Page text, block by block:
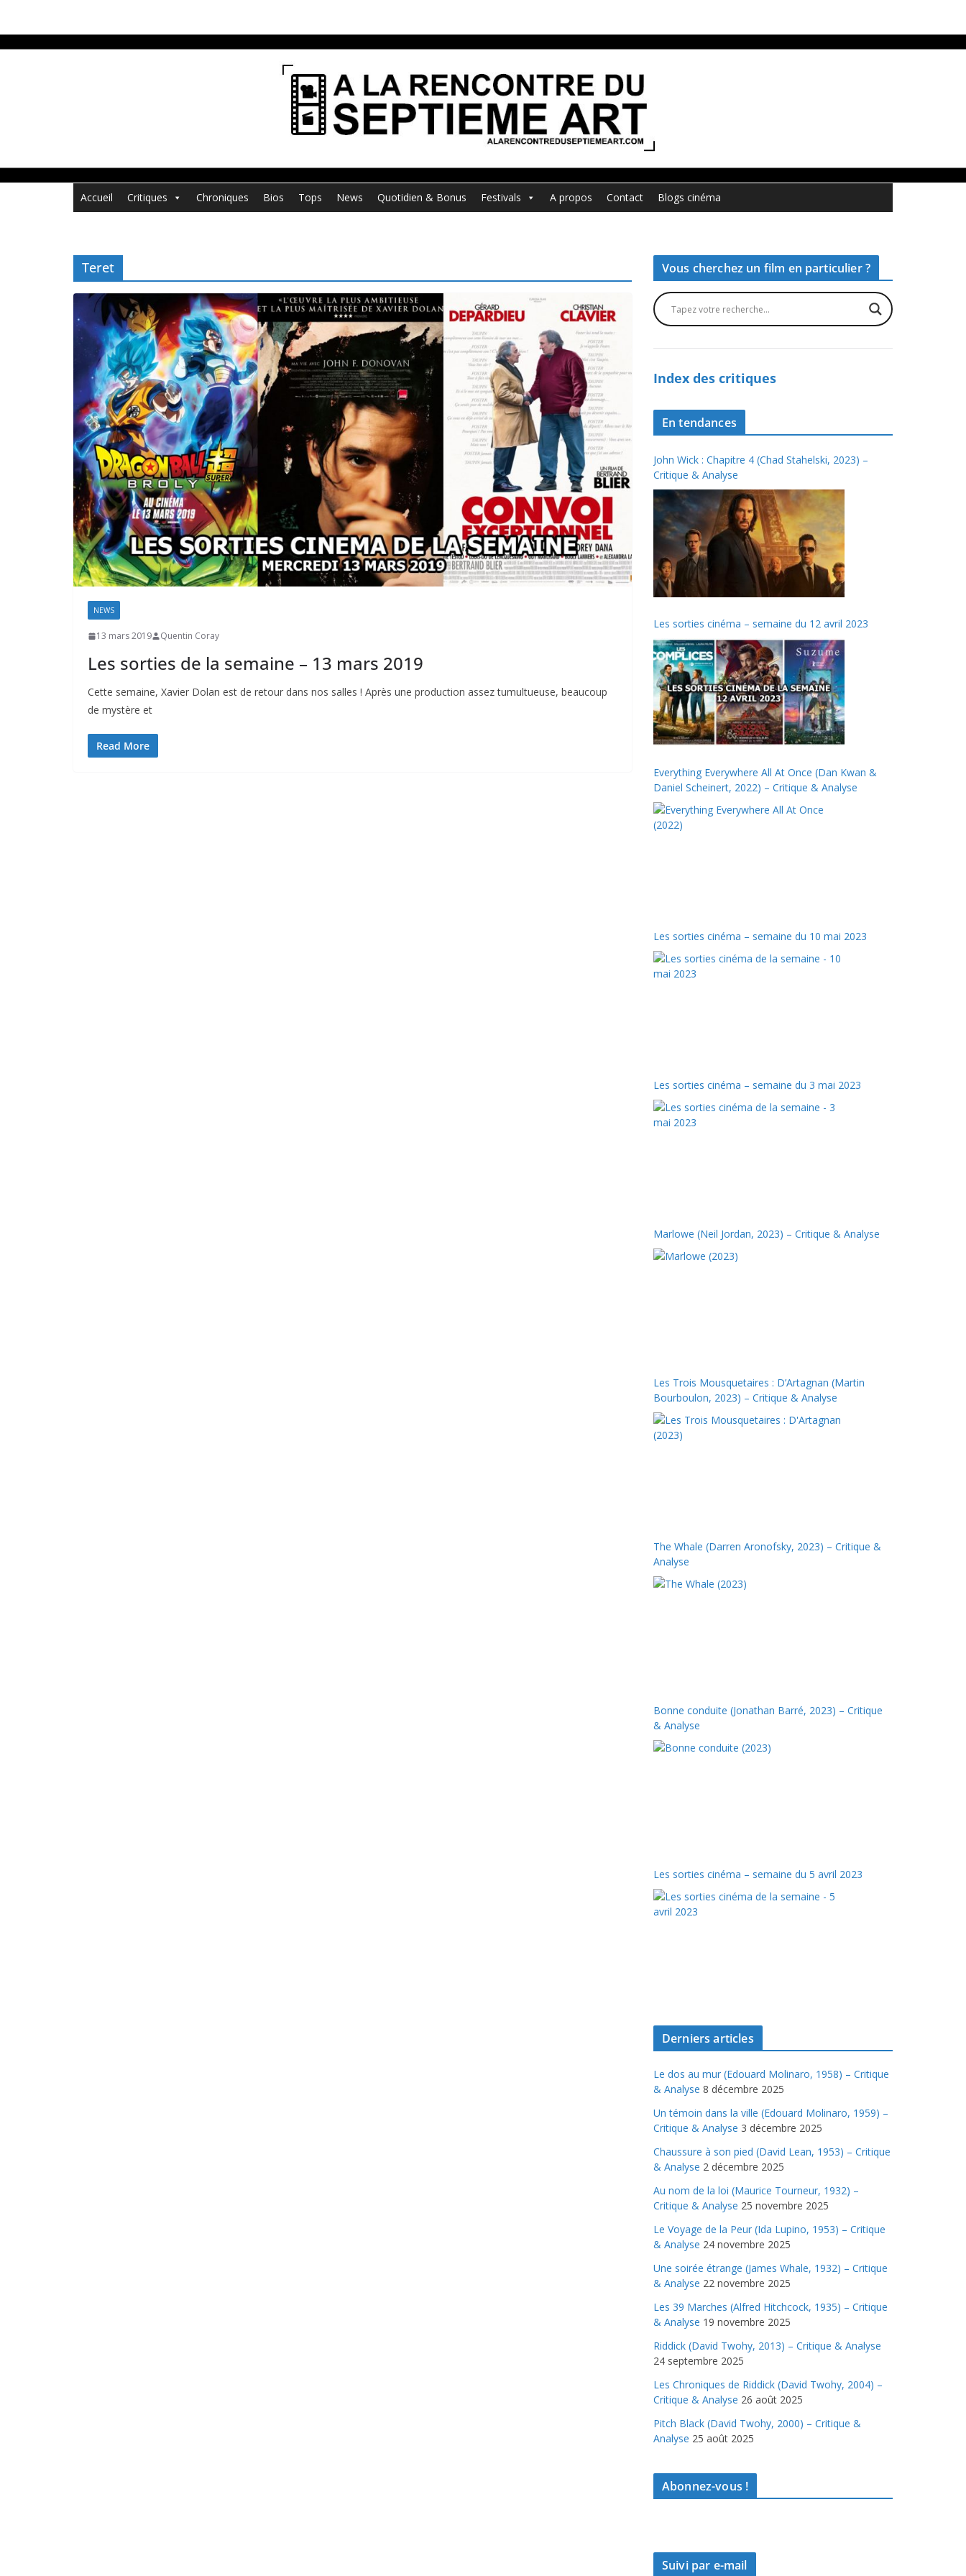
contenu
Accueil Critiques Chroniques Bios Tops News Quotidien & Bonus Festivals A propos Contact Blogs cinéma
Teret
NEWS
13 mars 2019 Quentin Coray
Les sorties de la semaine – 13 mars 2019
Cette semaine, Xavier Dolan est de retour dans nos salles ! Après une production assez tumultueuse, beaucoup
de mystère et
Read More
Vous cherchez un film en particulier ?
Index des critiques
En tendances
John Wick : Chapitre 4 (Chad Stahelski, 2023) –
Critique & Analyse
Les sorties cinéma – semaine du 12 avril 2023
Everything Everywhere All At Once (Dan Kwan &
Daniel Scheinert, 2022) – Critique & Analyse
Les sorties cinéma – semaine du 10 mai 2023
Les sorties cinéma – semaine du 3 mai 2023
Marlowe (Neil Jordan, 2023) – Critique & Analyse
Les Trois Mousquetaires : D’Artagnan (Martin
Bourboulon, 2023) – Critique & Analyse
The Whale (Darren Aronofsky, 2023) – Critique &
Analyse
Bonne conduite (Jonathan Barré, 2023) – Critique
& Analyse
Les sorties cinéma – semaine du 5 avril 2023
Derniers articles
Le dos au mur (Edouard Molinaro, 1958) – Critique
& Analyse 8 décembre 2025
Un témoin dans la ville (Edouard Molinaro, 1959) –
Critique & Analyse 3 décembre 2025
Chaussure à son pied (David Lean, 1953) – Critique
& Analyse 2 décembre 2025
Au nom de la loi (Maurice Tourneur, 1932) –
Critique & Analyse 25 novembre 2025
Le Voyage de la Peur (Ida Lupino, 1953) – Critique
& Analyse 24 novembre 2025
Une soirée étrange (James Whale, 1932) – Critique
& Analyse 22 novembre 2025
Les 39 Marches (Alfred Hitchcock, 1935) – Critique
& Analyse 19 novembre 2025
Riddick (David Twohy, 2013) – Critique & Analyse
24 septembre 2025
Les Chroniques de Riddick (David Twohy, 2004) –
Critique & Analyse 26 août 2025
Pitch Black (David Twohy, 2000) – Critique &
Analyse 25 août 2025
Abonnez-vous !
Suivi par e-mail